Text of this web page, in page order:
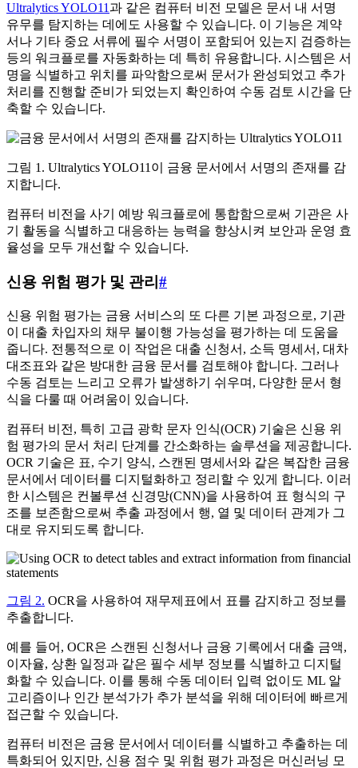
Ultralytics YOLO11과 같은 컴퓨터 비전 모델은 문서 내 서명
유무를 탐지하는 데에도 사용할 수 있습니다. 이 기능은 계약
서나 기타 중요 서류에 필수 서명이 포함되어 있는지 검증하는
등의 워크플로를 자동화하는 데 특히 유용합니다. 시스템은 서
명을 식별하고 위치를 파악함으로써 문서가 완성되었고 추가
처리를 진행할 준비가 되었는지 확인하여 수동 검토 시간을 단
축할 수 있습니다.
그림 1. Ultralytics YOLO11이 금융 문서에서 서명의 존재를 감
지합니다.
컴퓨터 비전을 사기 예방 워크플로에 통합함으로써 기관은 사
기 활동을 식별하고 대응하는 능력을 향상시켜 보안과 운영 효
율성을 모두 개선할 수 있습니다.
신용 위험 평가 및 관리 #
신용 위험 평가는 금융 서비스의 또 다른 기본 과정으로, 기관
이 대출 차입자의 채무 불이행 가능성을 평가하는 데 도움을
줍니다. 전통적으로 이 작업은 대출 신청서, 소득 명세서, 대차
대조표와 같은 방대한 금융 문서를 검토해야 합니다. 그러나
수동 검토는 느리고 오류가 발생하기 쉬우며, 다양한 문서 형
식을 다룰 때 어려움이 있습니다.
컴퓨터 비전, 특히 고급 광학 문자 인식(OCR) 기술은 신용 위
험 평가의 문서 처리 단계를 간소화하는 솔루션을 제공합니다.
OCR 기술은 표, 수기 양식, 스캔된 명세서와 같은 복잡한 금융
문서에서 데이터를 디지털화하고 정리할 수 있게 합니다. 이러
한 시스템은 컨볼루션 신경망(CNN)을 사용하여 표 형식의 구
조를 보존함으로써 추출 과정에서 행, 열 및 데이터 관계가 그
대로 유지되도록 합니다.
그림 2. OCR을 사용하여 재무제표에서 표를 감지하고 정보를
추출합니다.
예를 들어, OCR은 스캔된 신청서나 금융 기록에서 대출 금액,
이자율, 상환 일정과 같은 필수 세부 정보를 식별하고 디지털
화할 수 있습니다. 이를 통해 수동 데이터 입력 없이도 ML 알
고리즘이나 인간 분석가가 추가 분석을 위해 데이터에 빠르게
접근할 수 있습니다.
컴퓨터 비전은 금융 문서에서 데이터를 식별하고 추출하는 데
특화되어 있지만, 신용 점수 및 위험 평가 과정은 머신러닝 모